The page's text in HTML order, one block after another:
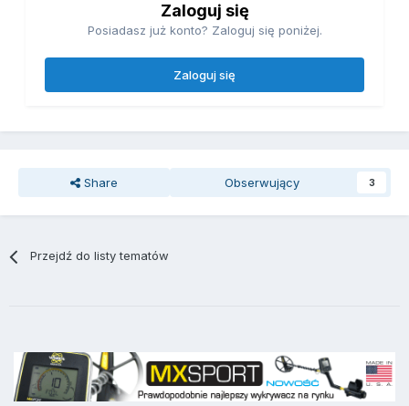
Zaloguj się
Posiadasz już konto? Zaloguj się poniżej.
Zaloguj się
Share Obserwujący 3
Przejdź do listy tematów